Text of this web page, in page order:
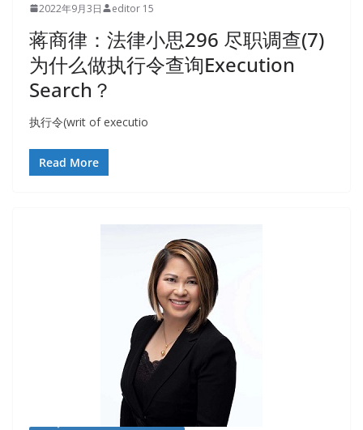
2022年9月3日 editor 15
蒋商律：法律小思296 尽职调查(7)
为什么做执行令查询Execution
Search？
执行令(writ of executio
Read More